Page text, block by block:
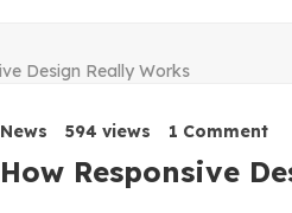
News 594 views 1 Comment
How Responsive